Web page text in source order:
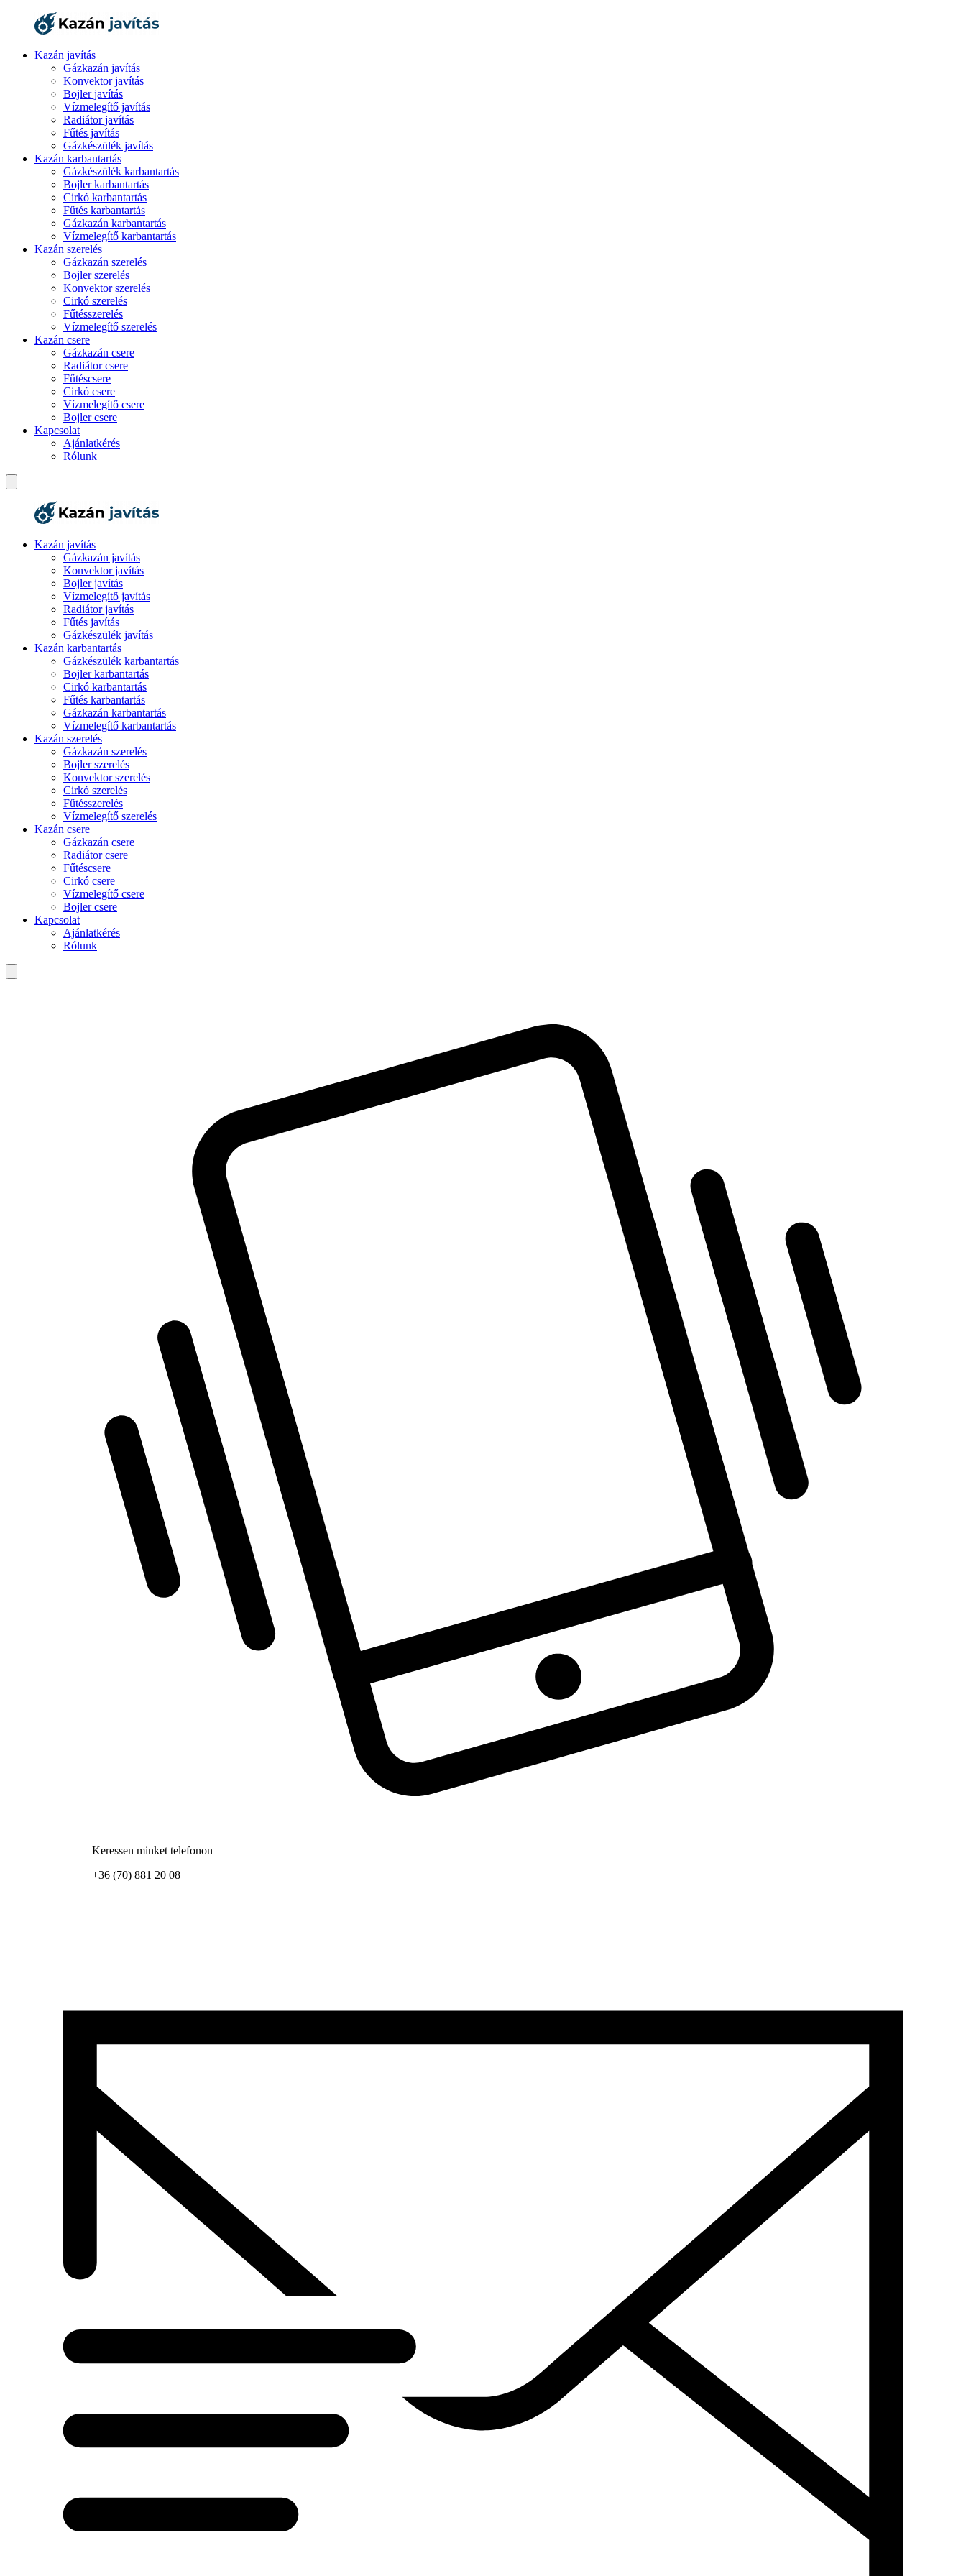
Kazán javítás
Gázkazán javítás
Konvektor javítás
Bojler javítás
Vízmelegítő javítás
Radiátor javítás
Fűtés javítás
Gázkészülék javítás
Kazán karbantartás
Gázkészülék karbantartás
Bojler karbantartás
Cirkó karbantartás
Fűtés karbantartás
Gázkazán karbantartás
Vízmelegítő karbantartás
Kazán szerelés
Gázkazán szerelés
Bojler szerelés
Konvektor szerelés
Cirkó szerelés
Fűtésszerelés
Vízmelegítő szerelés
Kazán csere
Gázkazán csere
Radiátor csere
Fűtéscsere
Cirkó csere
Vízmelegítő csere
Bojler csere
Kapcsolat
Ajánlatkérés
Rólunk
Kazán javítás
Gázkazán javítás
Konvektor javítás
Bojler javítás
Vízmelegítő javítás
Radiátor javítás
Fűtés javítás
Gázkészülék javítás
Kazán karbantartás
Gázkészülék karbantartás
Bojler karbantartás
Cirkó karbantartás
Fűtés karbantartás
Gázkazán karbantartás
Vízmelegítő karbantartás
Kazán szerelés
Gázkazán szerelés
Bojler szerelés
Konvektor szerelés
Cirkó szerelés
Fűtésszerelés
Vízmelegítő szerelés
Kazán csere
Gázkazán csere
Radiátor csere
Fűtéscsere
Cirkó csere
Vízmelegítő csere
Bojler csere
Kapcsolat
Ajánlatkérés
Rólunk
Keressen minket telefonon
+36 (70) 881 20 08